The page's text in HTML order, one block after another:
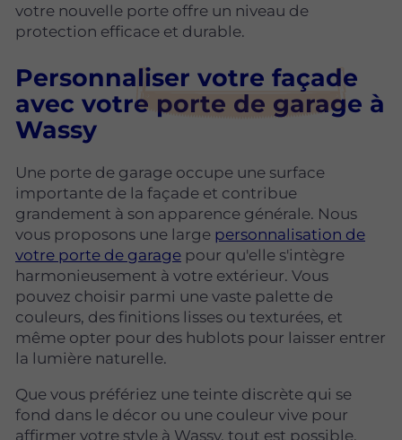
votre nouvelle porte offre un niveau de
protection efficace et durable.
Personnaliser votre façade
avec votre porte de garage à
Wassy
Une porte de garage occupe une surface
importante de la façade et contribue
grandement à son apparence générale. Nous
vous proposons une large personnalisation de
votre porte de garage pour qu'elle s'intègre
harmonieusement à votre extérieur. Vous
pouvez choisir parmi une vaste palette de
couleurs, des finitions lisses ou texturées, et
même opter pour des hublots pour laisser entrer
la lumière naturelle.
Que vous préfériez une teinte discrète qui se
fond dans le décor ou une couleur vive pour
affirmer votre style à Wassy, tout est possible.